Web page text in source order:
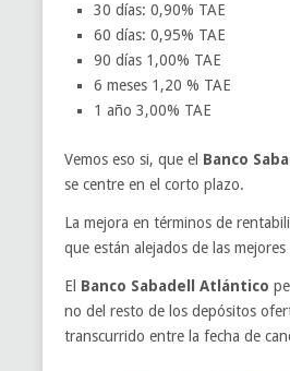
30 días: 0,90% TAE
60 días: 0,95% TAE
90 días 1,00% TAE
6 meses 1,20 % TAE
1 año 3,00% TAE
Vemos eso si, que el Banco
se centre en el corto plazo.
La mejora en términos de
que están alejados de las
El Banco Sabadell Atlántico
no del resto de los depósitos
transcurrido entre la fecha de